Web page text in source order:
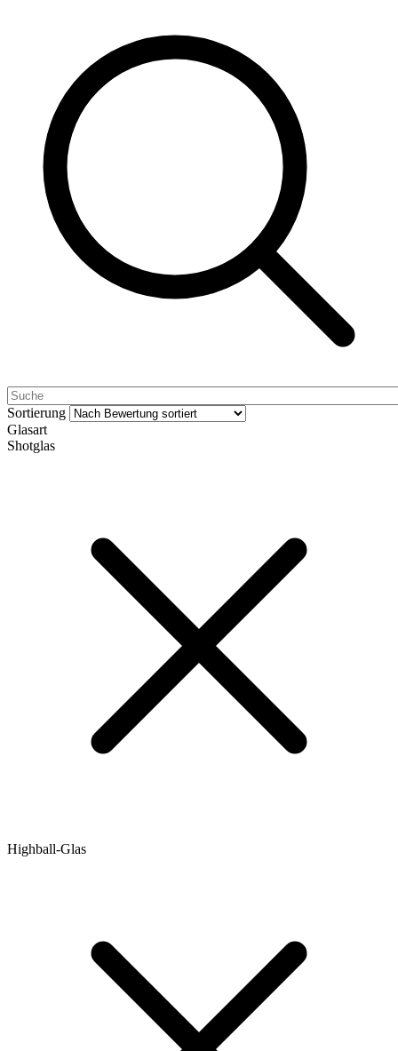
Sortierung
Glasart
Shotglas
Highball-Glas